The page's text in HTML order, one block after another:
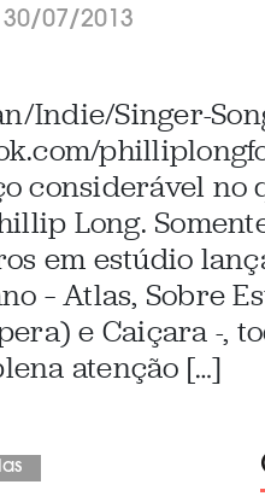
30/07/2013
Indie/Singer-
considerável no
Long.
em estúdio
– Atlas, Sobre
e Caiçara -,
atenção […]